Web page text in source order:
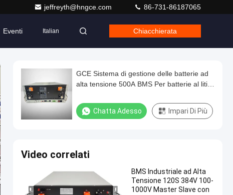
jeffreyth@hngce.com 86-731-86187065
Eventi Italian Chiacchierata
GCE Sistema di gestione delle batterie ad
alta tensione 500A BMS Per batterie al litio
Chatta Adesso Impari Di Più
Video correlati
BMS Industriale ad Alta
Tensione 120S 384V 100-
1000V Master Slave con